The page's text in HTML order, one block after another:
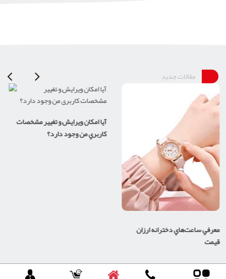
مقالات جدید
معرفي ساعت‌هاي دخترانه ارزان
قيمت
آيا امکان ويرايش و تغيير مشخصات
کاربري من وجود دارد؟